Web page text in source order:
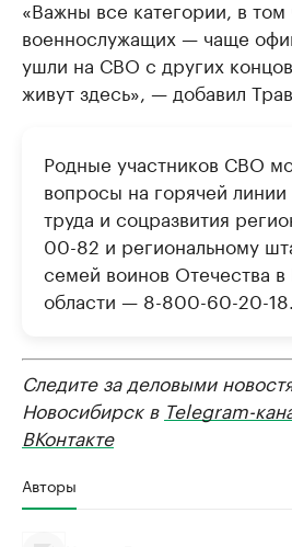
«Важны все категории, в том
военнослужащих — чаще
ушли на СВО с других
живут здесь», — добавил
Родные участников СВО
вопросы на горячей
труда и соцразвития
00-82 и региональному
семей воинов Отечества
области — 8-800-60-20-18.
Следите за деловыми
Новосибирск в Telegram-
ВКонтакте
Авторы